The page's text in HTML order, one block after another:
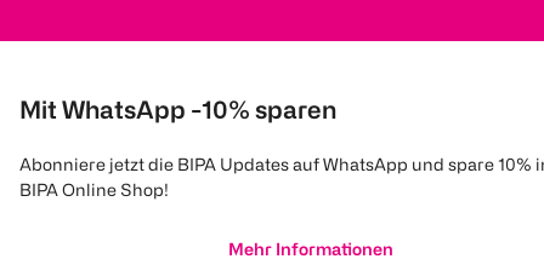
Mit WhatsApp -10% sparen
Abonniere jetzt die BIPA Updates auf WhatsApp und spare 10%
BIPA Online Shop!
Mehr Informationen